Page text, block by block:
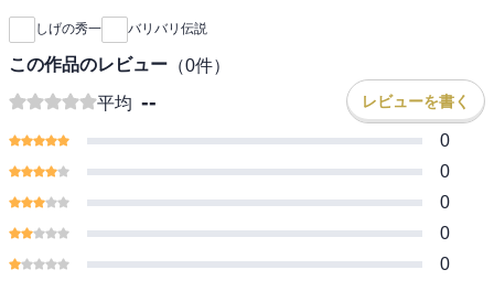
しげの秀一 バリバリ伝説
この作品のレビュー （0件）
平均 -- レビューを書く
0
0
0
0
0